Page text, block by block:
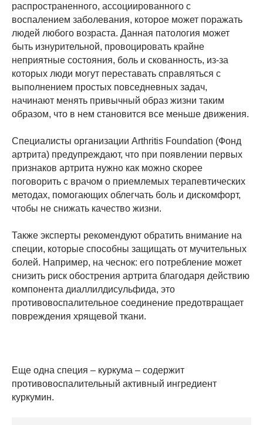
распространенного, ассоциированного с
воспалением заболевания, которое может поражать
людей любого возраста. Данная патология может
быть изнурительной, провоцировать крайне
неприятные состояния, боль и скованность, из-за
которых люди могут переставать справляться с
выполнением простых повседневных задач,
начинают менять привычный образ жизни таким
образом, что в нем становится все меньше движения.
Специалисты организации Arthritis Foundation (Фонд
артрита) предупреждают, что при появлении первых
признаков артрита нужно как можно скорее
поговорить с врачом о приемлемых терапевтических
методах, помогающих облегчать боль и дискомфорт,
чтобы не снижать качество жизни.
Также эксперты рекомендуют обратить внимание на
специи, которые способны защищать от мучительных
болей. Например, на чеснок: его потребление может
снизить риск обострения артрита благодаря действию
компонента диаллилдисульфида, это
противовоспалительное соединение предотвращает
повреждения хрящевой ткани.
Еще одна специя – куркума – содержит
противовоспалительный активный ингредиент
куркумин.